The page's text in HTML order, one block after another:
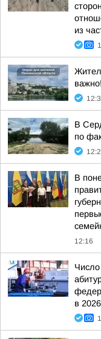
из
важно!
В
по
В
12:16
в